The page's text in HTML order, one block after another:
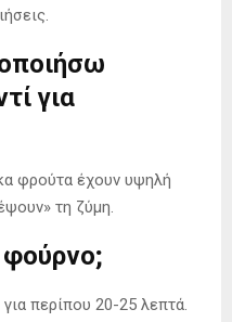
για
φρούτα έχουν υψηλή
τη ζύμη.
φούρνο;
περίπου 20-25 λεπτά.